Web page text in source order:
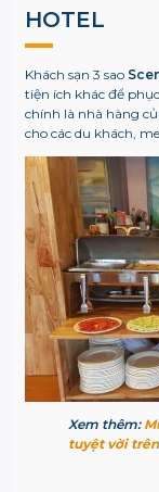
HOTEL
Khách sạn 3 sao
tiện ích khác để
chính là nhà hàng
cho các du khách,
Xem thêm:
tuyệt vời